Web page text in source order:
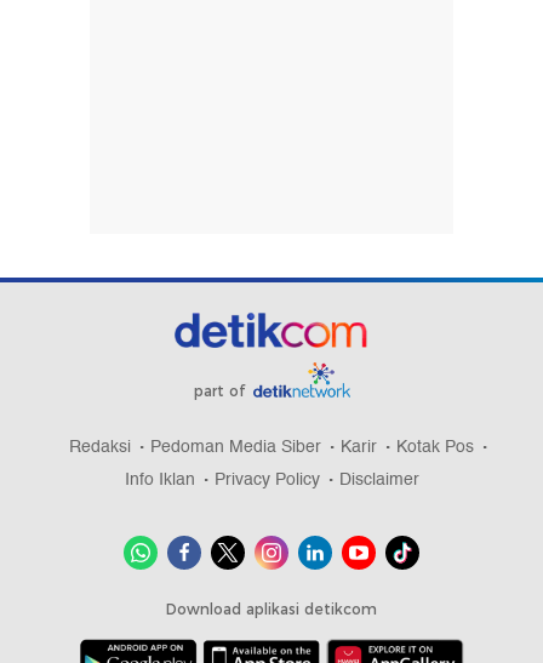
part of
Redaksi Pedoman Media Siber Karir
Kotak Pos
Info Iklan
Privacy Policy Disclaimer
Download aplikasi detikcom